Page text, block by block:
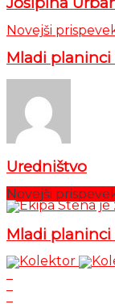
Novejši
Mladi
Uredništvo
Novejši
Mladi